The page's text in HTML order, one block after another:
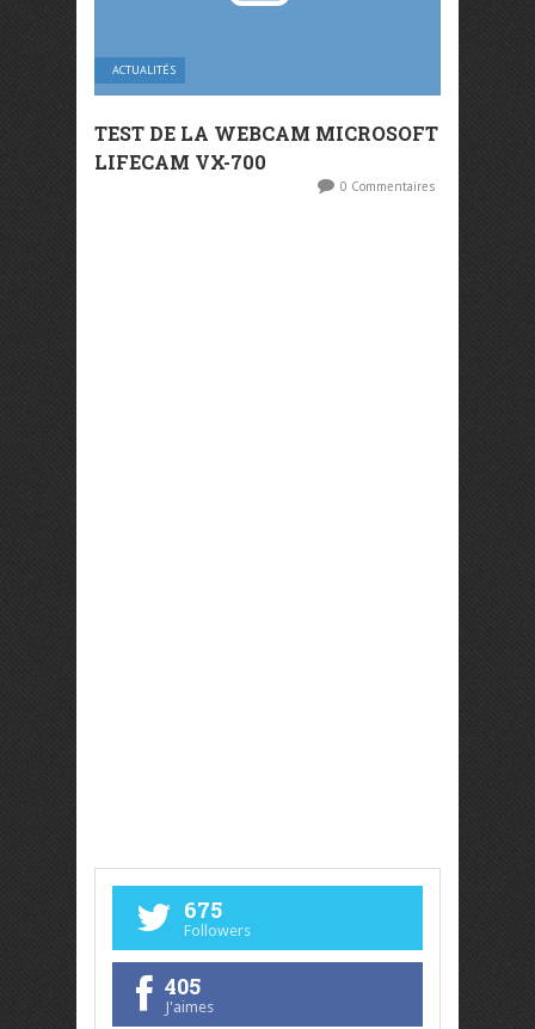
ACTUALITÉS
TEST DE LA WEBCAM MICROSOFT
LIFECAM VX-700
0 Commentaires
675
Followers
405
J'aimes